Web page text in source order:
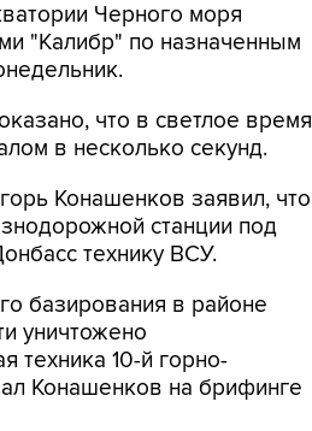
Черного моря
"Калибр" по назначенным
что в светлое время
в несколько секунд.
Конашенков заявил, что
станции под
технику ВСУ.
базирования в районе
уничтожено
техника 10-й горно-
Конашенков на брифинге